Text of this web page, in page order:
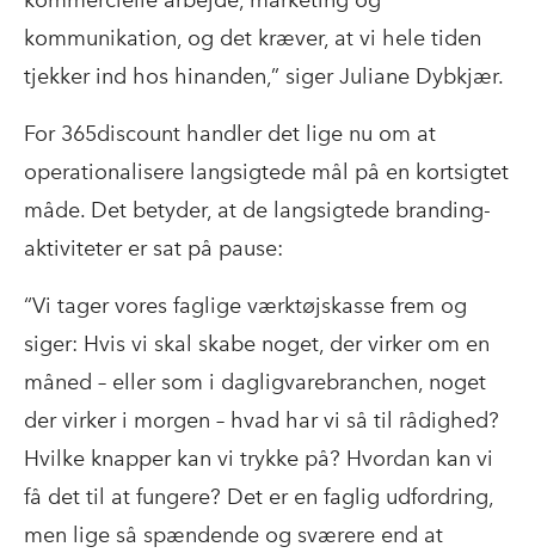
kommunikation, og det kræver, at vi hele tiden
tjekker ind hos hinanden,” siger Juliane Dybkjær.
For 365discount handler det lige nu om at
operationalisere langsigtede mål på en kortsigtet
måde. Det betyder, at de langsigtede branding-
aktiviteter er sat på pause:
“Vi tager vores faglige værktøjskasse frem og
siger: Hvis vi skal skabe noget, der virker om en
måned – eller som i dagligvarebranchen, noget
der virker i morgen – hvad har vi så til rådighed?
Hvilke knapper kan vi trykke på? Hvordan kan vi
få det til at fungere? Det er en faglig udfordring,
men lige så spændende og sværere end at